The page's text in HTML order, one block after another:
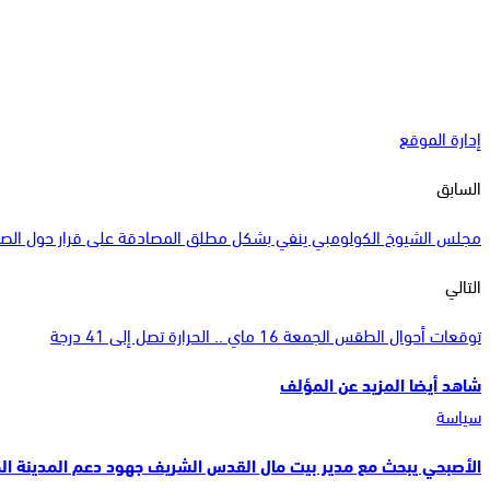
إدارة الموقع
السابق
مجلس الشيوخ الكولومبي ينفي بشكل مطلق المصادقة على قرار حول
التالي
توقعات أحوال الطقس الجمعة 16 ماي .. الحرارة تصل إلى 41 درجة
شاهد أيضاالمزيد عن المؤلف
سياسة
الأصبحي يبحث مع مدير بيت مال القدس الشريف جهود دعم المدينة